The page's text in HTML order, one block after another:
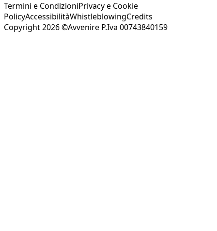
Termini e CondizioniPrivacy e Cookie
PolicyAccessibilitàWhistleblowingCredits
Copyright 2026 ©Avvenire P.Iva 00743840159